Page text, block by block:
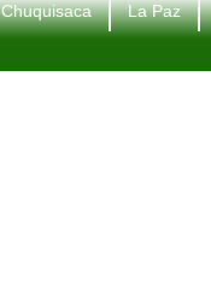
Chuquisaca La Paz